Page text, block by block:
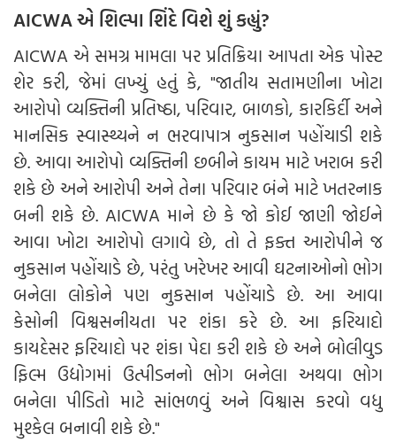
AICWA એ શિલ્પા શિંદે વિશે શું કહ્યું?
AICWA એ સમગ્ર મામલા પર પ્રતિક્રિયા આપતા એક પોસ્ટ
શેર કરી, જેમાં લખ્યું હતું કે, "જાતીય સતામણીના ખોટા
આરોપો વ્યક્તિની પ્રતિષ્ઠા, પરિવાર, બાળકો, કારકિર્દી અને
માનસિક સ્વાસ્થ્યને ન ભરવાપાત્ર નુકસાન પહોંચાડી શકે
છે. આવા આરોપો વ્યક્તિની છબીને કાયમ માટે ખરાબ કરી
શકે છે અને આરોપી અને તેના પરિવાર બંને માટે ખતરનાક
બની શકે છે. AICWA માને છે કે જો કોઈ જાણી જોઈને
આવા ખોટા આરોપો લગાવે છે, તો તે ફક્ત આરોપીને જ
નુકસાન પહોંચાડે છે, પરંતુ ખરેખર આવી ઘટનાઓનો ભોગ
બનેલા લોકોને પણ નુકસાન પહોંચાડે છે. આ આવા
કેસોની વિશ્વસનીયતા પર શંકા કરે છે. આ ફરિયાદો
કાયદેસર ફરિયાદો પર શંકા પેદા કરી શકે છે અને બોલીવુડ
ફિલ્મ ઉદ્યોગમાં ઉત્પીડનનો ભોગ બનેલા અથવા ભોગ
બનેલા પીડિતો માટે સાંભળવું અને વિશ્વાસ કરવો વધુ
મુશ્કેલ બનાવી શકે છે."